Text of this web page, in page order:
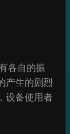
各自的振
产生的剧烈
设备使用者